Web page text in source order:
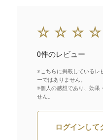
0件のレビュー
※こちらに掲載しているレ
ーではありません。
※個人の感想であり、効果
せん。
ログインして